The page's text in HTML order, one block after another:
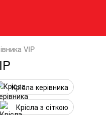
VIP
Крісла керівника
Крісла з сіткою